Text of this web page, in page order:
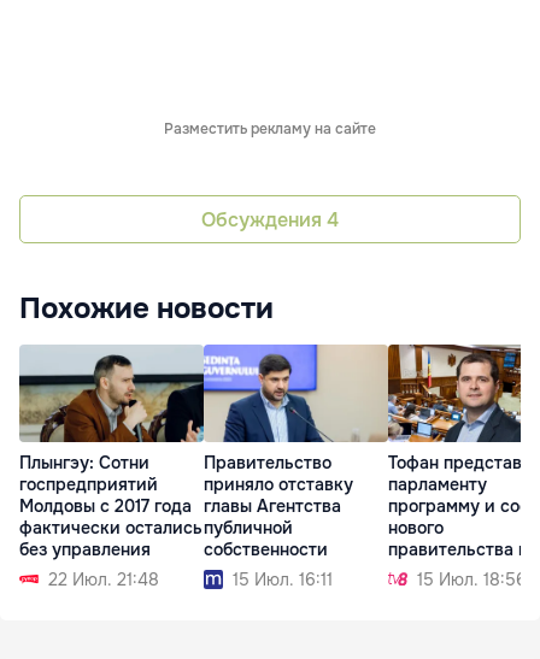
Разместить рекламу на сайте
Обсуждения 4
Похожие новости
Плынгэу: Сотни
госпредприятий
Молдовы с 2017 года
фактически остались
без управления
22 Июл. 21:48
Правительство
приняло отставку
главы Агентства
публичной
собственности
15 Июл. 16:11
Тофан представит
парламенту
программу и
нового
правительства на
будущей неделе
15 Июл. 18:56